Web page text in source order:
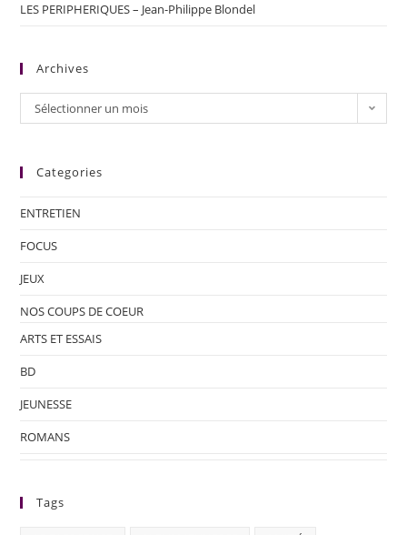
LES PERIPHERIQUES – Jean-Philippe Blondel
Archives
Sélectionner un mois
Categories
ENTRETIEN
FOCUS
JEUX
NOS COUPS DE COEUR
ARTS ET ESSAIS
BD
JEUNESSE
ROMANS
Tags